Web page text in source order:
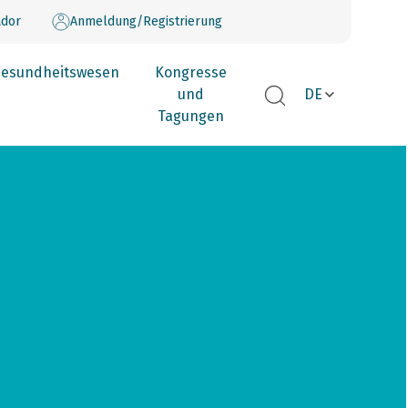
Anmeldung/Registrierung
Kongresse
und
Tagungen
DE